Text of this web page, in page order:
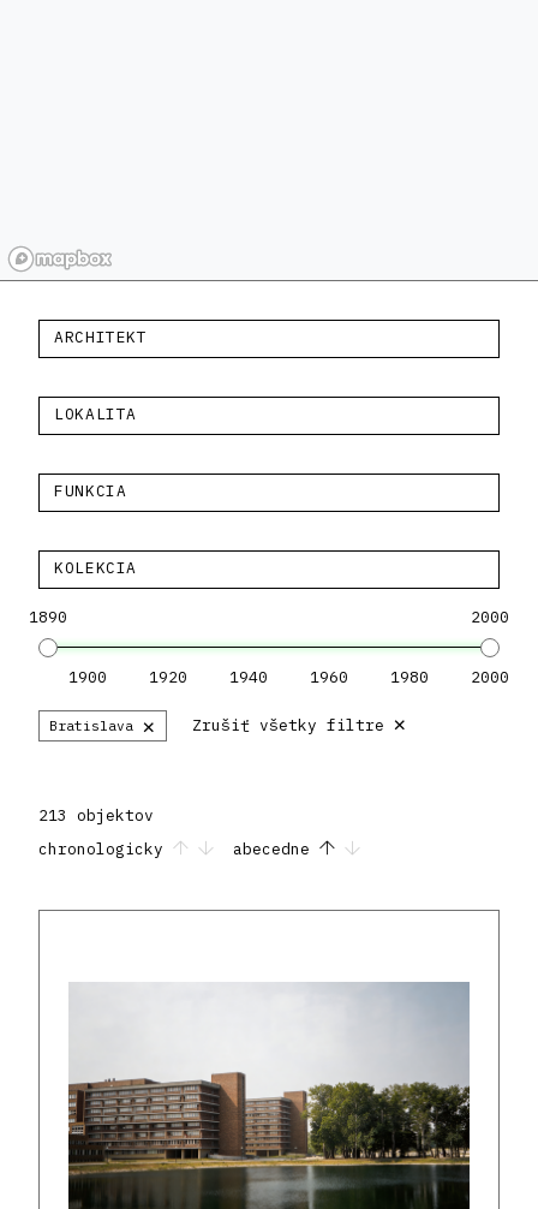
ARCHITEKT
LOKALITA
FUNKCIA
KOLEKCIA
1890 2000
1900 1920 1940 1960 1980 2000
Bratislava × Zrušiť všetky filtre ×
213 objektov
chronologicky
abecedne